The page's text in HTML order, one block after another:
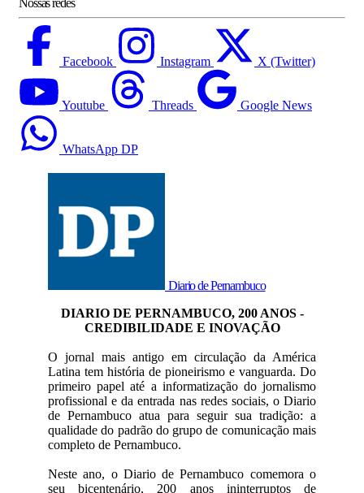
Nossas redes
Facebook Instagram X (Twitter)
Youtube Threads Google News
WhatsApp DP
Diario de Pernambuco
DIARIO DE PERNAMBUCO, 200 ANOS -
CREDIBILIDADE E INOVAÇÃO
O jornal mais antigo em circulação da América
Latina tem história de pioneirismo e vanguarda. Do
primeiro papel até a informatização do jornalismo
profissional e da entrada nas redes sociais, o Diario
de Pernambuco atua para seguir sua tradição: a
qualidade do padrão do grupo de comunicação mais
completo de Pernambuco.
Neste ano, o Diario de Pernambuco comemora o
seu bicentenário, 200 anos ininterruptos de